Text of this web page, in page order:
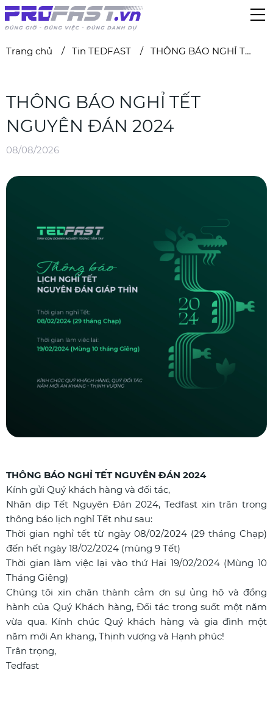
Trang chủ Tin TEDFAST THÔNG BÁO NGHỈ TẾT NGUYÊN ĐÁN 2024
THÔNG BÁO NGHỈ TẾT
NGUYÊN ĐÁN 2024
08/08/2026
THÔNG BÁO NGHỈ TẾT NGUYÊN ĐÁN 2024
Kính gửi Quý khách hàng và đối tác,
Nhân dịp Tết Nguyên Đán 2024, Tedfast xin trân trọng
thông báo lịch nghỉ Tết như sau:
Thời gian nghỉ tết từ ngày 08/02/2024 (29 tháng Chạp)
đến hết ngày 18/02/2024 (mùng 9 Tết)
Thời gian làm việc lại vào thứ Hai 19/02/2024 (Mùng 10
Tháng Giêng)
Chúng tôi xin chân thành cảm ơn sự ủng hộ và đồng
hành của Quý Khách hàng, Đối tác trong suốt một năm
vừa qua. Kính chúc Quý khách hàng và gia đình một
năm mới An khang, Thịnh vượng và Hạnh phúc!
Trân trọng,
Tedfast